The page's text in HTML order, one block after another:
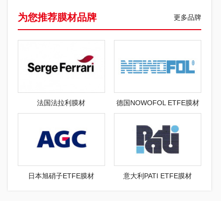
更多品牌
为您推荐膜材品牌
法国法拉利膜材 德国NOWOFOL ETFE膜材
日本旭硝子ETFE膜材 意大利PATI ETFE膜材